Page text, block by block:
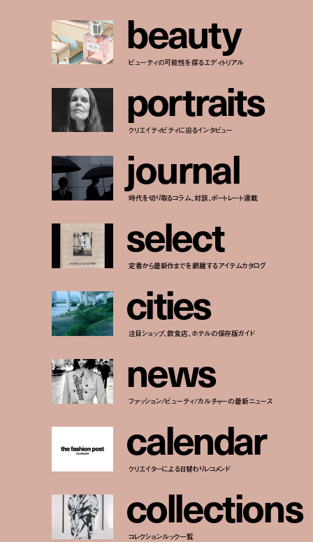
beauty
ビューティの可能性を探るエディトリアル
portraits
クリエイティビティに迫るインタビュー
journal
時代を切り取るコラム、対談、ポートレート連載
select
定番から最新作までを網羅するアイテムカタログ
cities
注目ショップ、飲食店、ホテルの保存版ガイド
news
ファッション/ビューティ/カルチャーの最新ニュース
calendar
クリエイターによる日替わりレコメンド
collections
コレクションルック一覧